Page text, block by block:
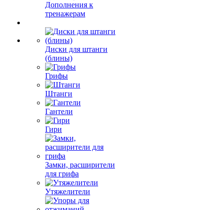
Дополнения к
тренажерам
Диски для штанги
(блины)
Грифы
Штанги
Гантели
Гири
Замки, расширители
для грифа
Утяжелители